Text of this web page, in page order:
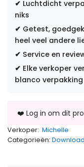
✔ Luchtdicht
niks
✔ Getest,
heel veel andere
✔ Service en
✔ Elke verkoper
blanco verpakking
Verkoper: Michelle
Categorieën: